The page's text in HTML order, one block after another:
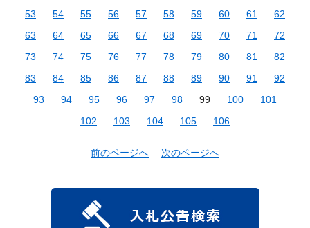
53
54 55 56 57 58 59 60 61
62
63
64 65 66 67 68 69 70 71
72
73
74 75 76 77 78 79 80 81
82
83
84 85 86 87 88 89 90 91
92
93
94 95 96 97 98 99 100
101
102
103 104 105 106
前のページへ 次のページへ